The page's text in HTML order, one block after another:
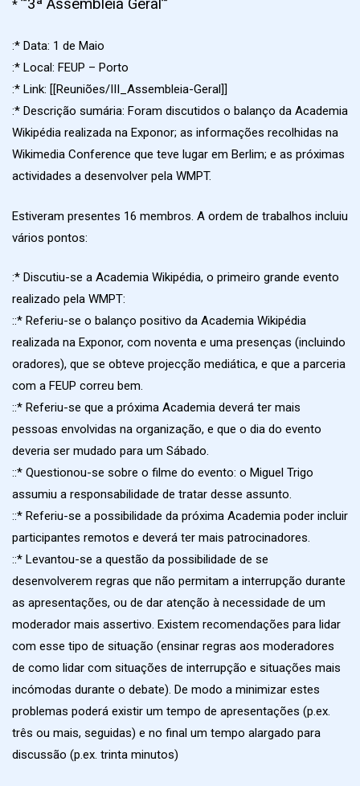
* ”’3ª Assembleia Geral”’
:* Data: 1 de Maio
:* Local: FEUP – Porto
:* Link: [[Reuniões/III_Assembleia-Geral]]
:* Descrição sumária: Foram discutidos o balanço da Academia
Wikipédia realizada na Exponor; as informações recolhidas na
Wikimedia Conference que teve lugar em Berlim; e as próximas
actividades a desenvolver pela WMPT.
Estiveram presentes 16 membros. A ordem de trabalhos incluiu
vários pontos:
:* Discutiu-se a Academia Wikipédia, o primeiro grande evento
realizado pela WMPT:
::* Referiu-se o balanço positivo da Academia Wikipédia
realizada na Exponor, com noventa e uma presenças (incluindo
oradores), que se obteve projecção mediática, e que a parceria
com a FEUP correu bem.
::* Referiu-se que a próxima Academia deverá ter mais
pessoas envolvidas na organização, e que o dia do evento
deveria ser mudado para um Sábado.
::* Questionou-se sobre o filme do evento: o Miguel Trigo
assumiu a responsabilidade de tratar desse assunto.
::* Referiu-se a possibilidade da próxima Academia poder incluir
participantes remotos e deverá ter mais patrocinadores.
::* Levantou-se a questão da possibilidade de se
desenvolverem regras que não permitam a interrupção durante
as apresentações, ou de dar atenção à necessidade de um
moderador mais assertivo. Existem recomendações para lidar
com esse tipo de situação (ensinar regras aos moderadores
de como lidar com situações de interrupção e situações mais
incómodas durante o debate). De modo a minimizar estes
problemas poderá existir um tempo de apresentações (p.ex.
três ou mais, seguidas) e no final um tempo alargado para
discussão (p.ex. trinta minutos)